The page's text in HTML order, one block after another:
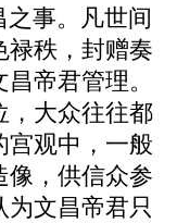
事。凡世间
禄秩，封赠奏
帝君管理。
，大众往往都
宫观中，一般
像，供信众参
为文昌帝君只